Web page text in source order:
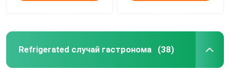
Refrigerated случай гастронома (38)